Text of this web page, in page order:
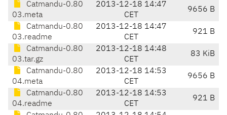
Catmandu-0.80
03.meta
2013-12-18 14:47
CET
9656 B
Catmandu-0.80
03.readme
2013-12-18 14:47
CET
921 B
Catmandu-0.80
03.tar.gz
2013-12-18 14:48
CET
83 KiB
Catmandu-0.80
04.meta
2013-12-18 14:53
CET
9656 B
Catmandu-0.80
04.readme
2013-12-18 14:53
CET
921 B